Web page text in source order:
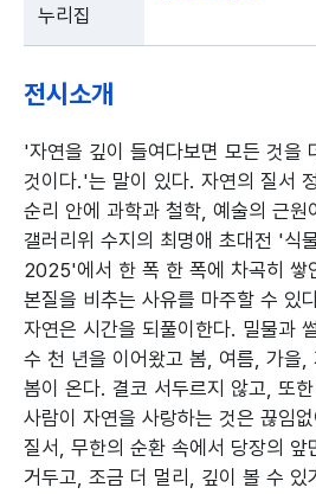
누리집
전시소개
'자연을 깊이 들여다보면 모든 것을
것이다.'는 말이 있다. 자연의 질서
순리 안에 과학과 철학, 예술의 근원
갤러리위 수지의 최명애 초대전 '식
2025'에서 한 폭 한 폭에 차곡히 쌓
본질을 비추는 사유를 마주할 수 있
자연은 시간을 되풀이한다. 밀물과
수 천 년을 이어왔고 봄, 여름, 가을,
봄이 온다. 결코 서두르지 않고, 또
사람이 자연을 사랑하는 것은 끊임
질서, 무한의 순환 속에서 당장의 앞
거두고, 조금 더 멀리, 깊이 볼 수 있